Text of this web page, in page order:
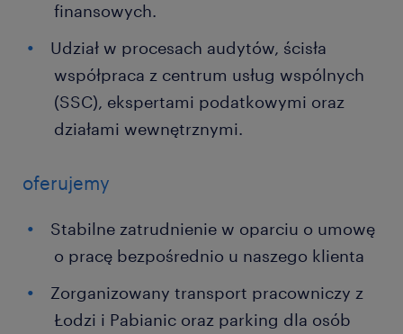
finansowych.
Udział w procesach audytów, ścisła
współpraca z centrum usług wspólnych
(SSC), ekspertami podatkowymi oraz
działami wewnętrznymi.
oferujemy
Stabilne zatrudnienie w oparciu o umowę
o pracę bezpośrednio u naszego klienta
Zorganizowany transport pracowniczy z
Łodzi i Pabianic oraz parking dla osób